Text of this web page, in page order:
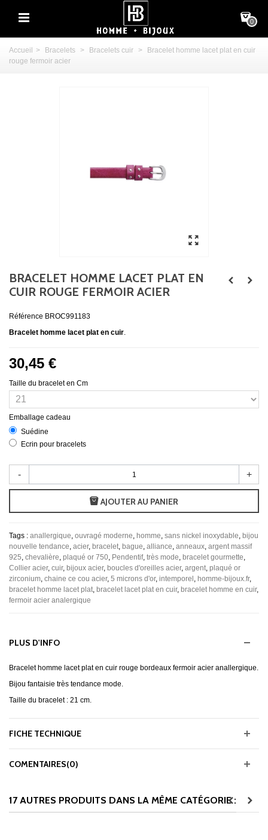
0
Accueil > Bracelets > Bracelets cuir >
Bracelet homme lacet plat en cuir
rouge fermoir acier
BRACELET HOMME LACET PLAT EN
CUIR ROUGE FERMOIR ACIER
Référence BROC991183
Bracelet homme lacet plat en cuir.
30,45 €
Taille du bracelet en Cm
Emballage cadeau
Suédine
Ecrin pour bracelets
- +
AJOUTER AU PANIER
Tags : anallergique, ouvragé moderne, homme, sans nickel inoxydable, bijou
nouvelle tendance, acier, bracelet, bague, alliance, anneaux, argent massif
925, chevalière, plaqué or 750, Pendentif, très mode, bracelet gourmette,
Collier acier, cuir, bijoux acier, boucles d'oreilles acier, argent, plaqué or
zirconium, chaine ce cou acier, 5 microns d'or, intemporel , homme-bijoux.fr,
bracelet homme lacet plat, bracelet lacet plat en cuir, bracelet homme en cuir,
fermoir acier analergique
PLUS D'INFO
Bracelet homme lacet plat en cuir rouge bordeaux fermoir acier anallergique.
Bijou fantaisie très tendance mode.
Taille du bracelet : 21 cm.
FICHE TECHNIQUE
COMENTAIRES(0)
17 AUTRES PRODUITS DANS LA MÊME CATÉGORIE :